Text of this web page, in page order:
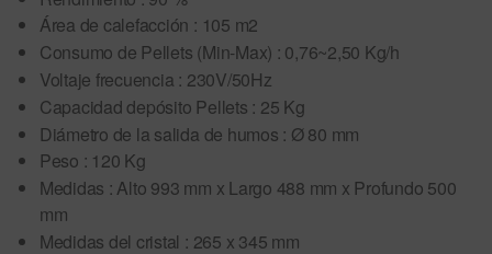
Área de calefacción : 105 m2
Consumo de Pellets (Min-Max) : 0,76~2,50 Kg/h
Voltaje frecuencia : 230V/50Hz
Capacidad depósito Pellets : 25 Kg
Diámetro de la salida de humos : Ø 80 mm
Peso : 120 Kg
Medidas : Alto 993 mm x Largo 488 mm x Profundo 500
mm
Medidas del cristal : 265 x 345 mm